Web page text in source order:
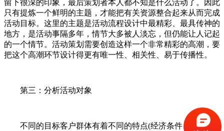
留下很深的印象，最后策划者本人都不知是什么活动了。因此
只有提炼一个鲜明的主题，才能把有关资源整合起来从而完成
活动目标。这里的主题是活动流程设计中最精彩、最具传神的
地方，是活动事隔多年，情节大多被人淡忘，但仍能让人记起
的一个情节。活动策划需要创造这样一个非常精彩的高潮，要
把这个高潮环节设计得更有唯一性、相关性、易于传播性。
第三：分析活动对象
不同的目标客户群体有着不同的特点(经济条件、文化修